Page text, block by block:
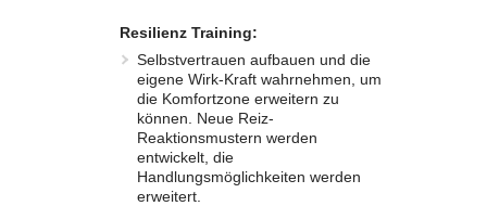
Resilienz Training:
Selbstvertrauen aufbauen und die
eigene Wirk-Kraft wahrnehmen, um
die Komfortzone erweitern zu
können. Neue Reiz-
Reaktionsmustern werden
entwickelt, die
Handlungsmöglichkeiten werden
erweitert.